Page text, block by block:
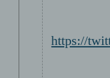
https://